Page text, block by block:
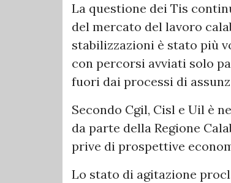
La questione dei Tis
del mercato del lavoro
stabilizzazioni è stato più
con percorsi avviati solo
fuori dai processi di
Secondo Cgil, Cisl e Uil è
da parte della Regione
prive di prospettive
Lo stato di agitazione